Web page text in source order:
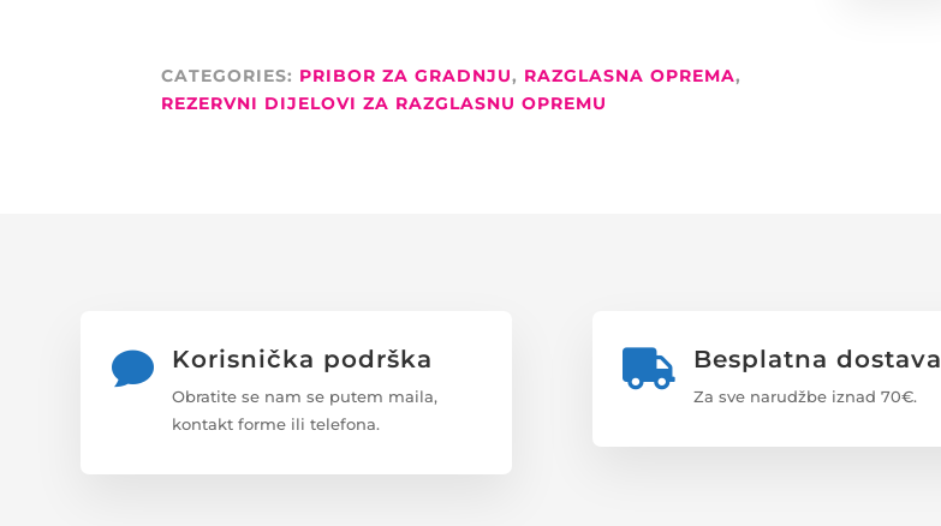
CATEGORIES: PRIBOR ZA GRADNJU, RAZGLASNA OPREMA,
REZERVNI DIJELOVI ZA RAZGLASNU OPREMU
 Korisnička podrška
Obratite se nam se putem maila,
kontakt forme ili telefona.
 Besplatna dostava
Za sve narudžbe iznad 70€.